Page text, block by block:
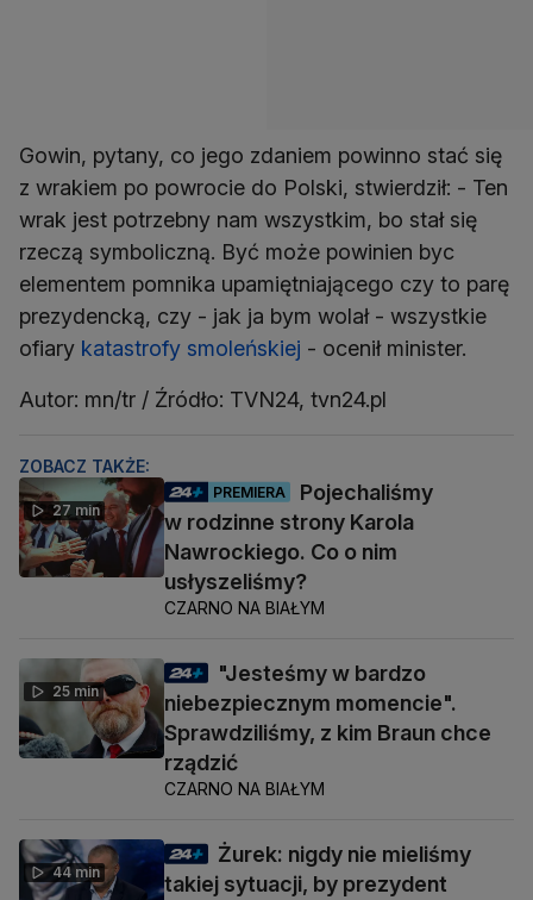
Gowin, pytany, co jego zdaniem powinno stać się
z wrakiem po powrocie do Polski, stwierdził: - Ten
wrak jest potrzebny nam wszystkim, bo stał się
rzeczą symboliczną. Być może powinien byc
elementem pomnika upamiętniającego czy to parę
prezydencką, czy - jak ja bym wolał - wszystkie
ofiary katastrofy smoleńskiej - ocenił minister.
Autor: mn/tr / Źródło: TVN24, tvn24.pl
ZOBACZ TAKŻE:
27 min
PREMIERA
Pojechaliśmy
w rodzinne strony Karola
Nawrockiego. Co o nim
usłyszeliśmy?
CZARNO NA BIAŁYM
25 min
"Jesteśmy w bardzo
niebezpiecznym momencie".
Sprawdziliśmy, z kim Braun chce
rządzić
CZARNO NA BIAŁYM
44 min
Żurek: nigdy nie mieliśmy
takiej sytuacji, by prezydent